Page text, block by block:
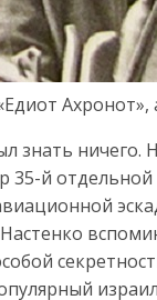
Ахронот»,
знать ничего.
35-й отдельной